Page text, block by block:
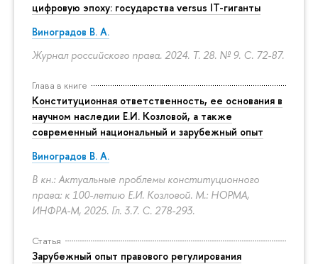
цифровую эпоху: государства versus IT-гиганты
Виноградов В. А.
Журнал российского права. 2024. Т. 28. № 9. С. 72-87.
Глава в книге
Конституционная ответственность, ее основания в
научном наследии Е.И. Козловой, а также
современный национальный и зарубежный опыт
Виноградов В. А.
В кн.: Актуальные проблемы конституционного
права: к 100-летию Е.И. Козловой. М.: НОРМА,
ИНФРА-М, 2025. Гл. 3.7. С. 278-293.
Статья
Зарубежный опыт правового регулирования